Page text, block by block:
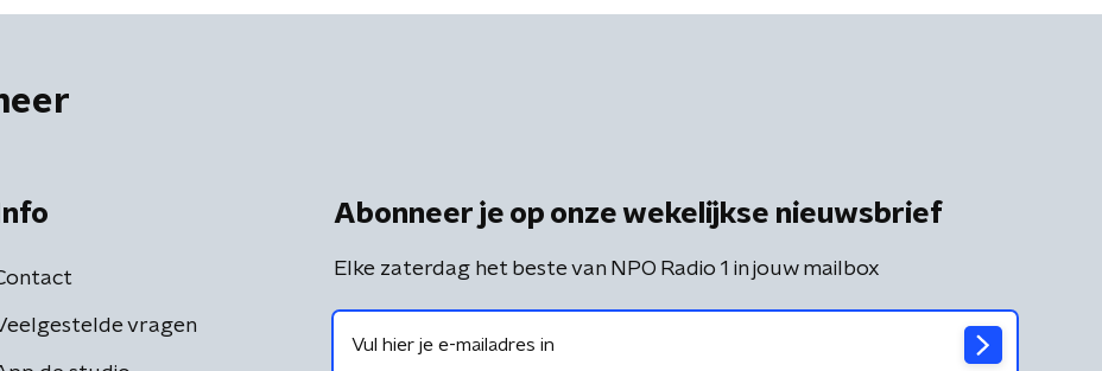
Info
vragen
Abonneer je op onze wekelijkse nieuwsbrief
Elke zaterdag het beste van NPO Radio 1 in jouw mailbox